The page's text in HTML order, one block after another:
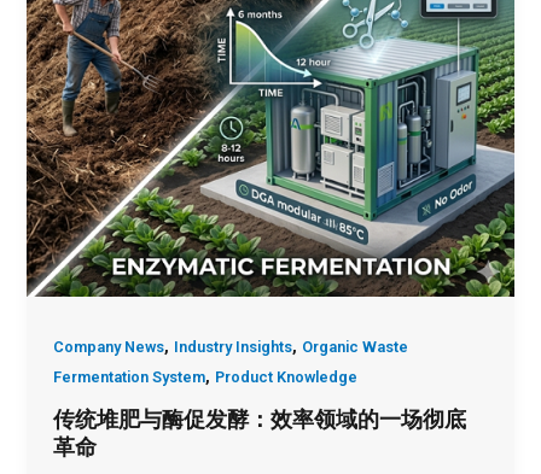
Company News, Industry Insights, Organic Waste
Fermentation System, Product Knowledge
传统堆肥与酶促发酵：效率领域的一场彻底
革命